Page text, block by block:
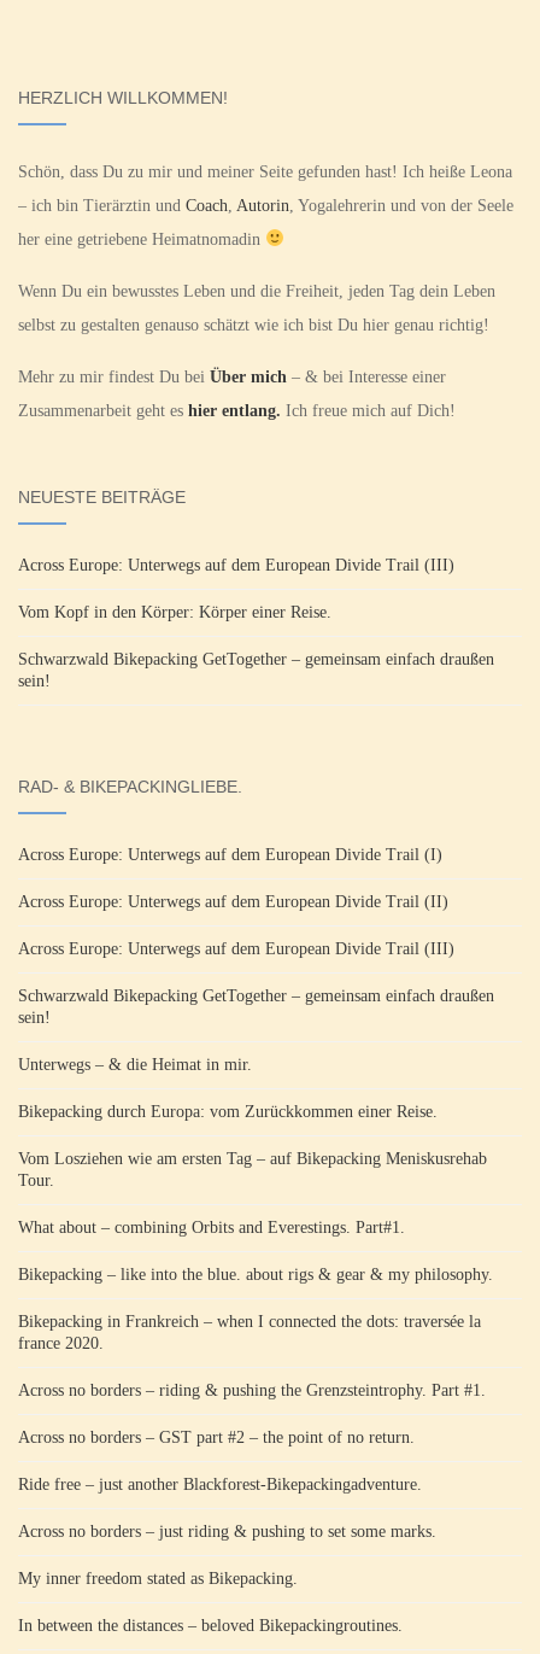
HERZLICH WILLKOMMEN!
Schön, dass Du zu mir und meiner Seite gefunden hast! Ich heiße Leona
– ich bin Tierärztin und Coach Autorin , Yogalehrerin und von der Seele
her eine getriebene Heimatnomadin
Wenn Du ein bewusstes Leben und die Freiheit, jeden Tag dein Leben
selbst zu gestalten genauso schätzt wie ich bist Du hier genau richtig!
Mehr zu mir findest Du bei Über mich – & bei Interesse einer
Zusammenarbeit geht es hier entlang. Ich freue mich auf Dich!
NEUESTE BEITRÄGE
Across Europe: Unterwegs auf dem European Divide Trail (III)
Vom Kopf in den Körper: Körper einer Reise.
Schwarzwald Bikepacking GetTogether – gemeinsam einfach draußen
sein!
RAD- & BIKEPACKINGLIEBE.
Across Europe: Unterwegs auf dem European Divide Trail (I)
Across Europe: Unterwegs auf dem European Divide Trail (II)
Across Europe: Unterwegs auf dem European Divide Trail (III)
Schwarzwald Bikepacking GetTogether – gemeinsam einfach draußen
sein!
Unterwegs – & die Heimat in mir.
Bikepacking durch Europa: vom Zurückkommen einer Reise.
Vom Losziehen wie am ersten Tag – auf Bikepacking Meniskusrehab
Tour.
What about – combining Orbits and Everestings. Part#1.
Bikepacking – like into the blue. about rigs & gear & my philosophy.
Bikepacking in Frankreich – when I connected the dots: traversée la
france 2020.
Across no borders – riding & pushing the Grenzsteintrophy. Part #1.
Across no borders – GST part #2 – the point of no return.
Ride free – just another Blackforest-Bikepackingadventure.
Across no borders – just riding & pushing to set some marks.
My inner freedom stated as Bikepacking.
In between the distances – beloved Bikepackingroutines.